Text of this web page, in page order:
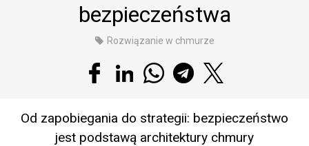
bezpieczeństwa
Rozwiązanie w chmurze
Od zapobiegania do strategii: bezpieczeństwo
jest podstawą architektury chmury